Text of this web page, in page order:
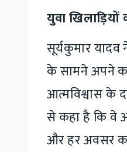
युवा खिलाड़ियों
सूर्यकुमार यादव
के सामने अपने
आत्मविश्वास के
से कहा है कि वे
और हर अवसर